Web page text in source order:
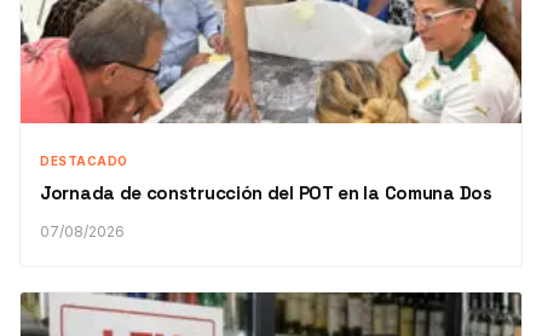
DESTACADO
Jornada de construcción del POT en la Comuna Dos
07/08/2026